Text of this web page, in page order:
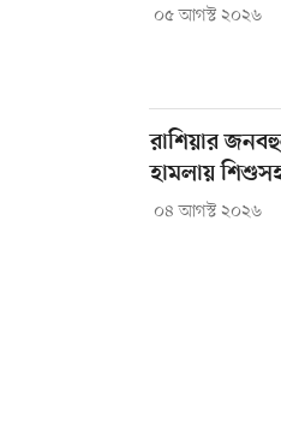
০৫ আগস্ট ২০২৬
রাশিয়ার
হামলায়
০৪ আগস্ট ২০২৬